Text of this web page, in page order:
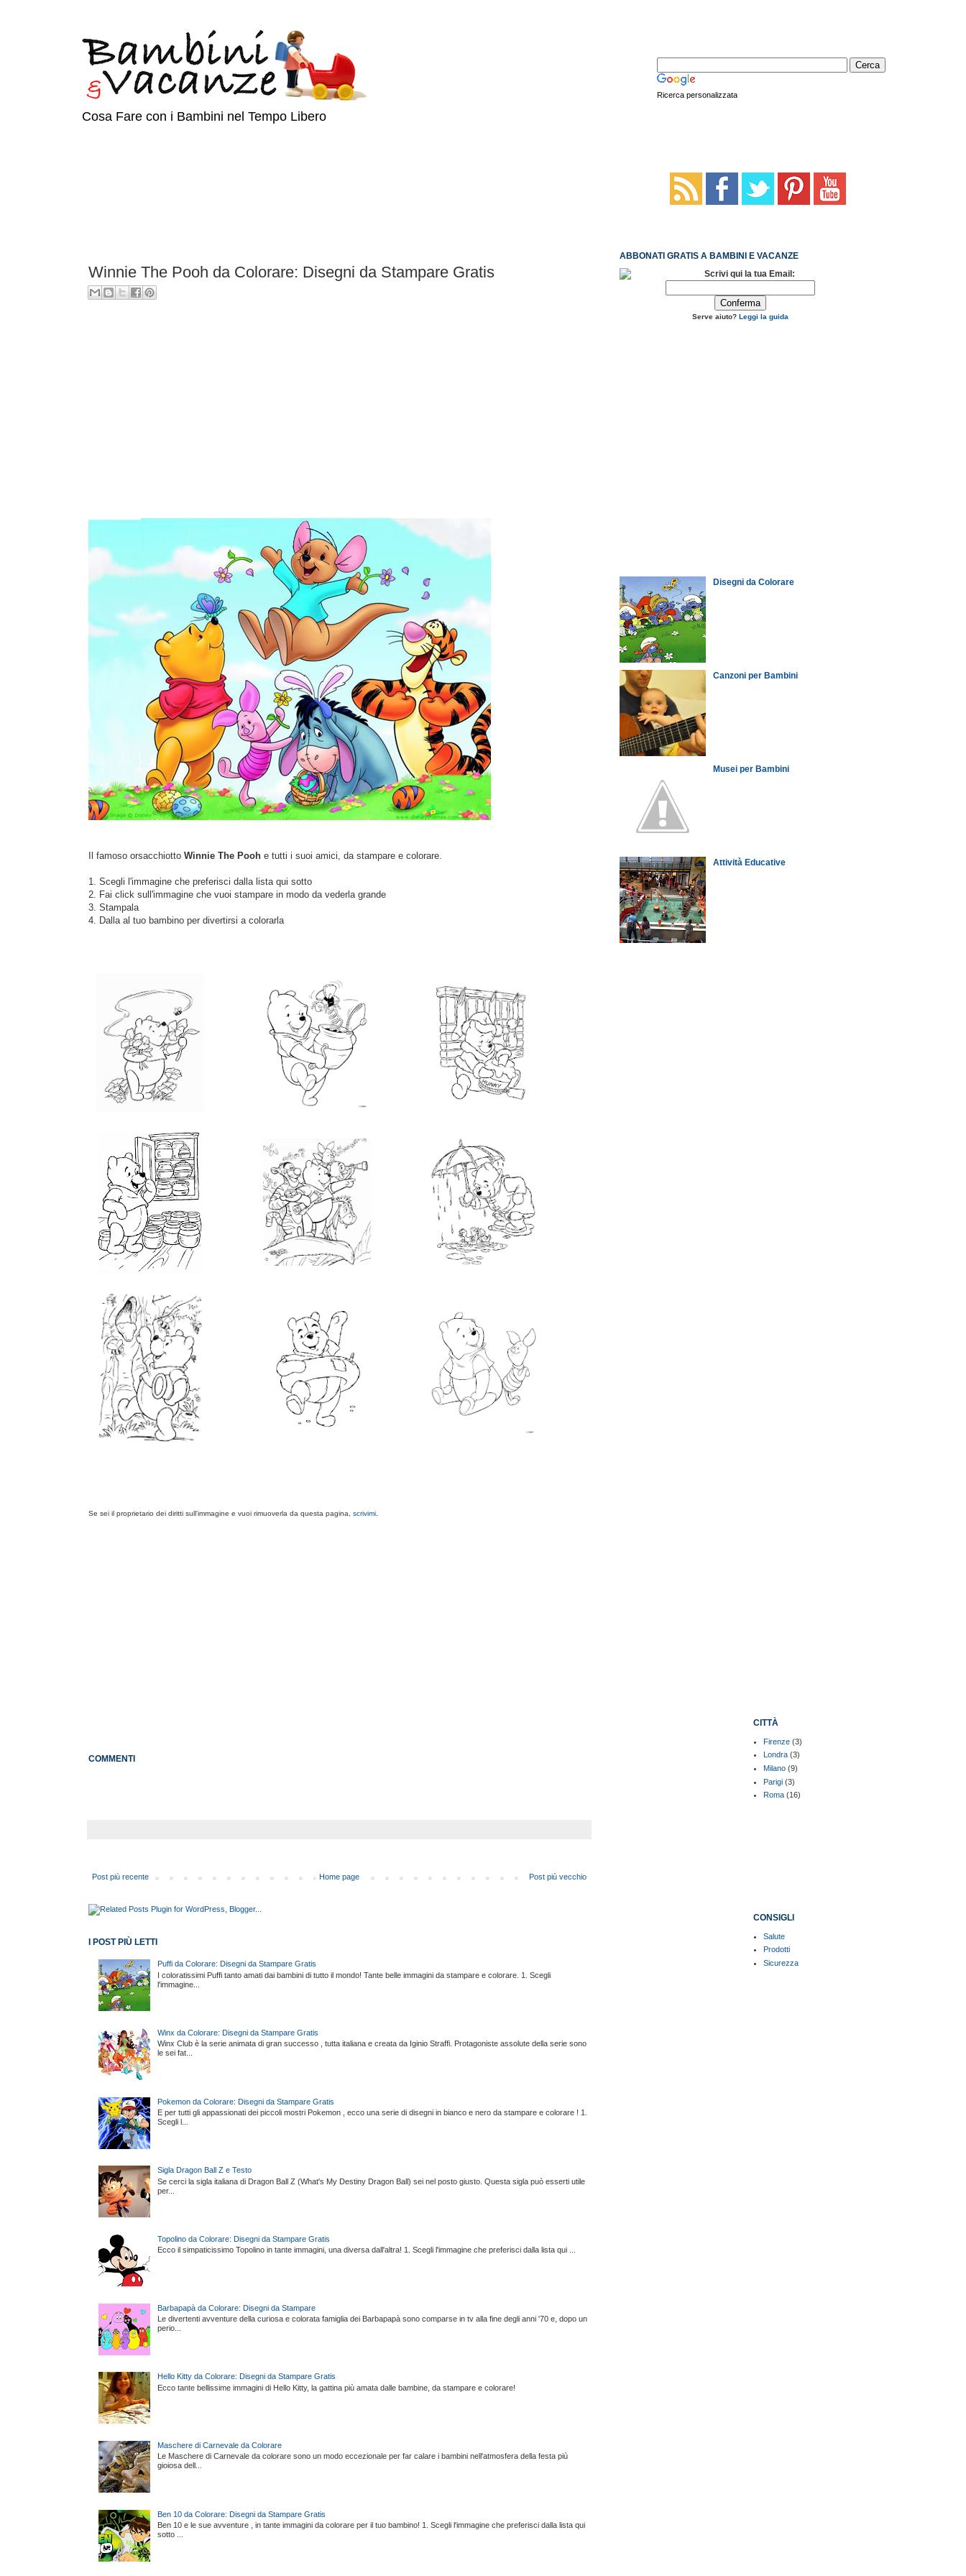
Ricerca personalizzata
Cosa Fare con i Bambini nel Tempo Libero
Winnie The Pooh da Colorare: Disegni da Stampare Gratis
Il famoso orsacchiottoWinnie The Pooh e tutti i suoi amici, da stampare e colorare.
1. Scegli l'immagine che preferisci dalla lista qui sotto
2. Fai click sull'immagine che vuoi stampare in modo da vederla grande
3. Stampala
4. Dalla al tuo bambino per divertirsi a colorarla
Se sei il proprietario dei diritti sull'immagine e vuoi rimuoverla da questa pagina,scrivimi
COMMENTI
Post più recente Post più vecchio
Home page
I POST PIÙ LETTI
Puffi da Colorare: Disegni da Stampare Gratis
I coloratissimi Puffi tanto amati dai bambini di tutto il mondo! Tante belle immagini da stampare e colorare. 1. Scegli
l'immagine...
Winx da Colorare: Disegni da Stampare Gratis
Winx Club è la serie animata di gran successo , tutta italiana e creata da Iginio Straffi. Protagoniste assolute della serie sono
le sei fat...
Pokemon da Colorare: Disegni da Stampare Gratis
E per tutti gli appassionati dei piccoli mostri Pokemon , ecco una serie di disegni in bianco e nero da stampare e colorare ! 1.
Scegli l...
Sigla Dragon Ball Z e Testo
Se cerci la sigla italiana di Dragon Ball Z (What's My Destiny Dragon Ball) sei nel posto giusto. Questa sigla può esserti utile
per...
Topolino da Colorare: Disegni da Stampare Gratis
Ecco il simpaticissimo Topolino in tante immagini, una diversa dall'altra! 1. Scegli l'immagine che preferisci dalla lista qui ...
Barbapapà da Colorare: Disegni da Stampare
Le divertenti avventure della curiosa e colorata famiglia dei Barbapapà sono comparse in tv alla fine degli anni '70 e, dopo un
perio...
Hello Kitty da Colorare: Disegni da Stampare Gratis
Ecco tante bellissime immagini di Hello Kitty, la gattina più amata dalle bambine, da stampare e colorare!
Maschere di Carnevale da Colorare
Le Maschere di Carnevale da colorare sono un modo eccezionale per far calare i bambini nell'atmosfera della festa più
gioiosa dell...
Ben 10 da Colorare: Disegni da Stampare Gratis
Ben 10 e le sue avventure , in tante immagini da colorare per il tuo bambino! 1. Scegli l'immagine che preferisci dalla lista qui
sotto ...
ABBONATI GRATIS A BAMBINI E VACANZE
Scrivi qui la tua Email:
Serve aiuto? Leggi la guida
Disegni da Colorare
Canzoni per Bambini
Musei per Bambini
Attività Educative
CITTÀ
Firenze (3)
Londra (3)
Milano (9)
Parigi (3)
Roma (16)
CONSIGLI
Salute
Prodotti
Sicurezza